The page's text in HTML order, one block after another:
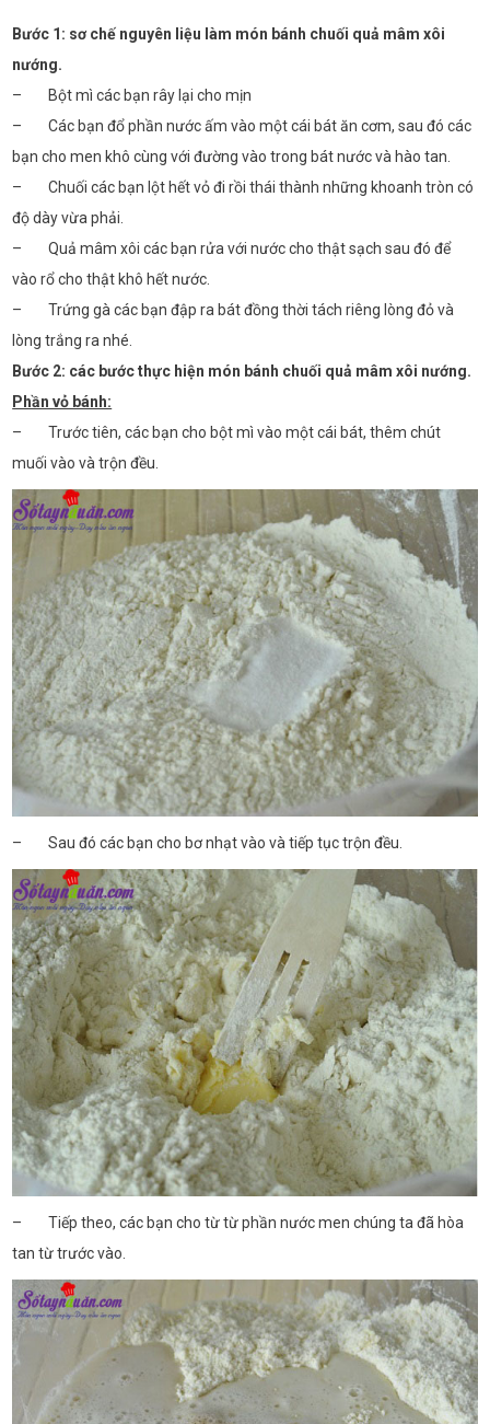
Bước 1: sơ chế nguyên liệu làm món bánh chuối quả mâm xôi
nướng.
– Bột mì các bạn rây lại cho mịn
– Các bạn đổ phần nước ấm vào một cái bát ăn cơm, sau đó các
bạn cho men khô cùng với đường vào trong bát nước và hào tan.
– Chuối các bạn lột hết vỏ đi rồi thái thành những khoanh tròn có
độ dày vừa phải.
– Quả mâm xôi các bạn rửa với nước cho thật sạch sau đó để
vào rổ cho thật khô hết nước.
– Trứng gà các bạn đập ra bát đồng thời tách riêng lòng đỏ và
lòng trắng ra nhé.
Bước 2: các bước thực hiện món bánh chuối quả mâm xôi nướng.
Phần vỏ bánh:
– Trước tiên, các bạn cho bột mì vào một cái bát, thêm chút
muối vào và trộn đều.
– Sau đó các bạn cho bơ nhạt vào và tiếp tục trộn đều.
– Tiếp theo, các bạn cho từ từ phần nước men chúng ta đã hòa
tan từ trước vào.